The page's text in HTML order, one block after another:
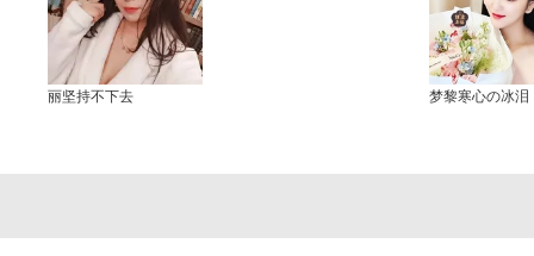
丽坚持不下去 梦黎寒心の冰泪